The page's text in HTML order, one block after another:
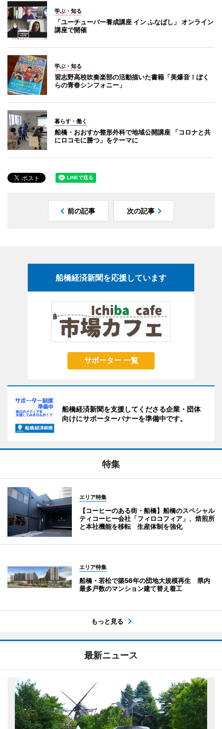
学ぶ・知る
「ユーチューバー養成講座 イン ふなばし」 オンライン
講座で開催
学ぶ・知る
習志野高校吹奏楽部の活動描いた書籍「美爆音！ぼく
らの青春シンフォニー」
暮らす・働く
船橋・おおすか整形外科で地域公開講座 「コロナと共
にロコモに勝つ」をテーマに
前の記事 次の記事
船橋経済新聞を応援しています
サポーター 一覧
船橋経済新聞を支援してくださる企業・団体
向けにサポーターバナーを準備中です。
特集
エリア特集
【コーヒーのある街・船橋】船橋のスペシャル
ティコーヒー会社「フィロコフィア」、焙煎所
と本社機能を移転 生産体制を強化
エリア特集
船橋・若松で築56年の団地大規模再生 県内
最多戸数のマンション建て替え着工
もっと見る
最新ニュース